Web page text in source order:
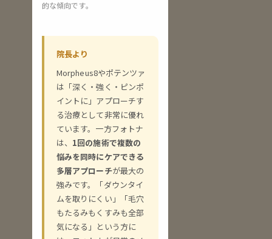
的な傾向です。
院長より
Morpheus8やポテンツァ
は「深く・強く・ピンポ
イントに」アプローチす
る治療として非常に優れ
ています。一方フォトナ
は、 1回の施術で複数の
悩みを同時にケアできる
多層アプローチが最大の
強みです。「ダウンタイ
ムを取りにくい」「毛穴
もたるみもくすみも全部
気になる」という方に